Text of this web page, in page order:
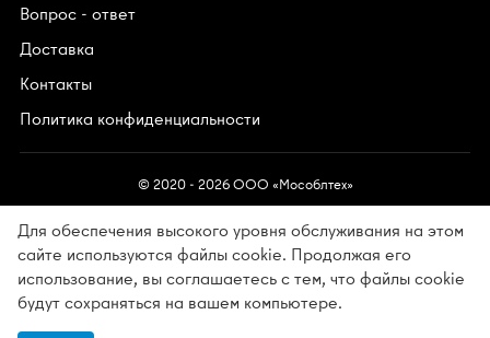
Вопрос - ответ
Доставка
Контакты
Политика конфиденциальности
© 2020 - 2026 OOO «Мособлтех»
Разработано в АйПи5
Для обеспечения высокого уровня обслуживания на этом
сайте используются файлы cookie. Продолжая его
использование, вы соглашаетесь с тем, что файлы cookie
будут сохраняться на вашем компьютере.